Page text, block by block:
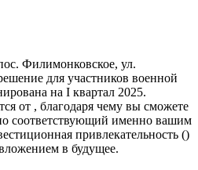
Филимонковское, ул.
для участников военной
на I квартал 2025.
от , благодаря чему вы сможете
соответствующий именно вашим
привлекательность ()
в будущее.